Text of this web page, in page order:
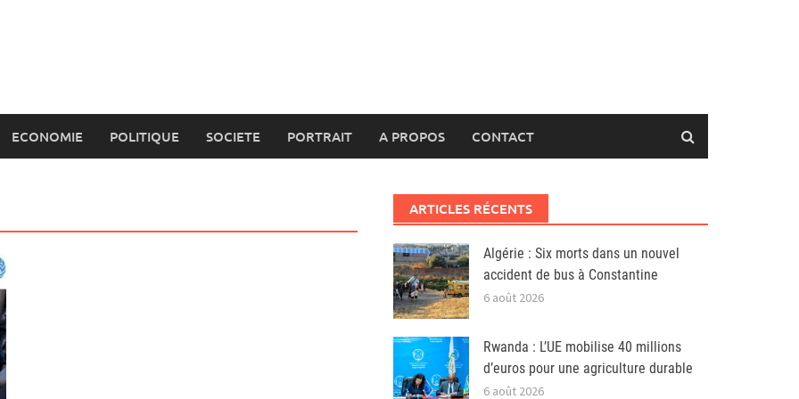
ECONOMIE POLITIQUE SOCIETE PORTRAIT A PROPOS CONTACT
ARTICLES RÉCENTS
Algérie : Six morts dans un nouvel
accident de bus à Constantine
6 août 2026
Rwanda : L’UE mobilise 40 millions
d’euros pour une agriculture durable
6 août 2026